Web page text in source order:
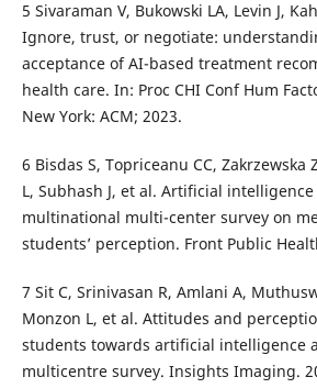
5 Sivaraman V, Bukowski LA, Levin J,
Ignore, trust, or negotiate:
acceptance of AI-based treatment
health care. In: Proc CHI Conf Hum
New York: ACM; 2023.
6 Bisdas S, Topriceanu CC, Zakrzewska
L, Subhash J, et al. Artificial
multinational multi-center survey on
students’ perception. Front Public
7 Sit C, Srinivasan R, Amlani A,
Monzon L, et al. Attitudes and
students towards artificial intelligence
multicentre survey. Insights Imaging.